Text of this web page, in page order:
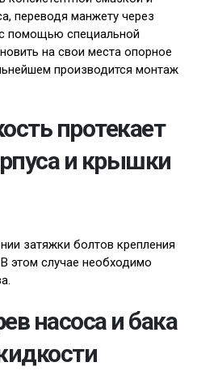
переводя манжету через
помощью специальной
на свои места опорное
производится монтаж
протекает
и крышки
затяжки болтов крепления
этом случае необходимо
насоса и бака